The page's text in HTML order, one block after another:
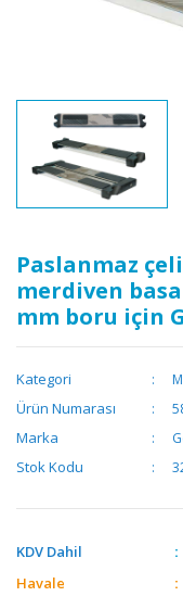
Paslanmaz
merdiven
mm boru için
Kategori
Ürün Numarası
Marka
Stok Kodu
KDV Dahil
Havale